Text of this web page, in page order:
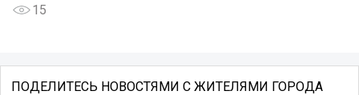
15
ПОДЕЛИТЕСЬ НОВОСТЯМИ С ЖИТЕЛЯМИ ГОРОДА